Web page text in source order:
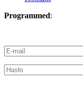
Programmed: